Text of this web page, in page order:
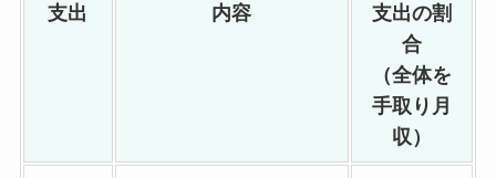
支出 内容
支出の割
合
（全体を
手取り月
収）